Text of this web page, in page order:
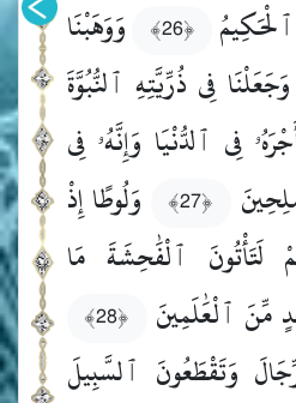
ٱلْحَكِيمُ
﴿26﴾
وَوَهَبْنَا
فِى ذُرِّيَّتِهِ ٱلنُّبُوَّةَ
فِى ٱلدُّنْيَا وَإِنَّهُۥ فِى
﴿27﴾
وَلُوطًا إِذْ
لَتَأْتُونَ ٱلْفَٰحِشَةَ مَا
مِّنَ ٱلْعَٰلَمِينَ
﴿28﴾
وَتَقْطَعُونَ ٱلسَّبِيلَ